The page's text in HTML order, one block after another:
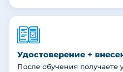
Удостоверение +
После обучения получаете